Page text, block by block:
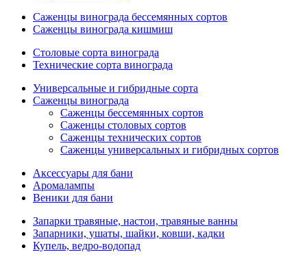
Саженцы винограда бессемянных сортов
Саженцы винограда кишмиш
Столовые сорта винограда
Технические сорта винограда
Универсальные и гибридные сорта
Саженцы винограда
Саженцы бессемянных сортов
Саженцы столовых сортов
Саженцы технических сортов
Саженцы универсальных и гибридных сортов
Аксессуары для бани
Аромалампы
Веники для бани
Запарки травяные, настои, травяные ванны
Запарники, ушаты, шайки, ковши, кадки
Купель, ведро-водопад